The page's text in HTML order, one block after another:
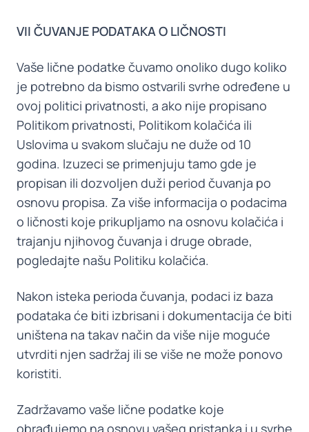
VII ČUVANJE PODATAKA O LIČNOSTI
Vaše lične podatke čuvamo onoliko dugo koliko
je potrebno da bismo ostvarili svrhe određene u
ovoj politici privatnosti, a ako nije propisano
Politikom privatnosti, Politikom kolačića ili
Uslovima u svakom slučaju ne duže od 10
godina. Izuzeci se primenjuju tamo gde je
propisan ili dozvoljen duži period čuvanja po
osnovu propisa. Za više informacija o podacima
o ličnosti koje prikupljamo na osnovu kolačića i
trajanju njihovog čuvanja i druge obrade,
pogledajte našu Politiku kolačića.
Nakon isteka perioda čuvanja, podaci iz baza
podataka će biti izbrisani i dokumentacija će biti
uništena na takav način da više nije moguće
utvrditi njen sadržaj ili se više ne može ponovo
koristiti.
Zadržavamo vaše lične podatke koje
obrađujemo na osnovu vašeg pristanka i u svrhe